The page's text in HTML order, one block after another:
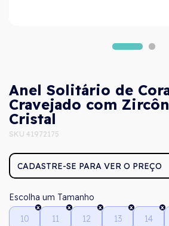
Anel Solitário de
Cravejado com
Cristal
SKU 41972175
CADASTRE-SE PARA VER O PREÇO
Tamanho
10
11 12 13 14